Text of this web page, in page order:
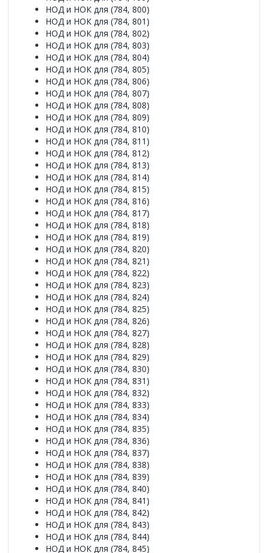
НОД и НОК для (784, 800)
НОД и НОК для (784, 801)
НОД и НОК для (784, 802)
НОД и НОК для (784, 803)
НОД и НОК для (784, 804)
НОД и НОК для (784, 805)
НОД и НОК для (784, 806)
НОД и НОК для (784, 807)
НОД и НОК для (784, 808)
НОД и НОК для (784, 809)
НОД и НОК для (784, 810)
НОД и НОК для (784, 811)
НОД и НОК для (784, 812)
НОД и НОК для (784, 813)
НОД и НОК для (784, 814)
НОД и НОК для (784, 815)
НОД и НОК для (784, 816)
НОД и НОК для (784, 817)
НОД и НОК для (784, 818)
НОД и НОК для (784, 819)
НОД и НОК для (784, 820)
НОД и НОК для (784, 821)
НОД и НОК для (784, 822)
НОД и НОК для (784, 823)
НОД и НОК для (784, 824)
НОД и НОК для (784, 825)
НОД и НОК для (784, 826)
НОД и НОК для (784, 827)
НОД и НОК для (784, 828)
НОД и НОК для (784, 829)
НОД и НОК для (784, 830)
НОД и НОК для (784, 831)
НОД и НОК для (784, 832)
НОД и НОК для (784, 833)
НОД и НОК для (784, 834)
НОД и НОК для (784, 835)
НОД и НОК для (784, 836)
НОД и НОК для (784, 837)
НОД и НОК для (784, 838)
НОД и НОК для (784, 839)
НОД и НОК для (784, 840)
НОД и НОК для (784, 841)
НОД и НОК для (784, 842)
НОД и НОК для (784, 843)
НОД и НОК для (784, 844)
НОД и НОК для (784, 845)